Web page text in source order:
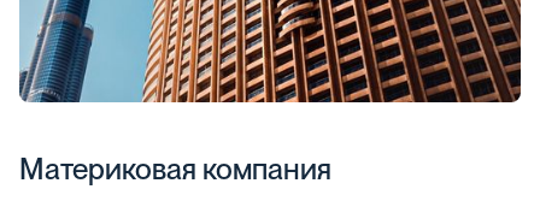
Материковая компания